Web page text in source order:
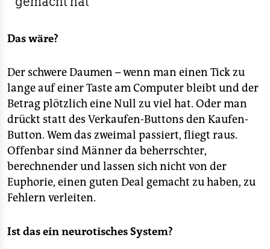
Das wäre?
Der schwere Daumen – wenn man einen Tick zu
lange auf einer Taste am Computer bleibt und der
Betrag plötzlich eine Null zu viel hat. Oder man
drückt statt des Verkaufen-Buttons den Kaufen-
Button. Wem das zweimal passiert, fliegt raus.
Offenbar sind Männer da beherrschter,
berechnender und lassen sich nicht von der
Euphorie, einen guten Deal gemacht zu haben, zu
Fehlern verleiten.
Ist das ein neurotisches System?